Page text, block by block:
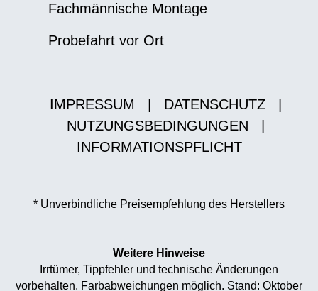
Fachmännische Montage
Probefahrt vor Ort
IMPRESSUM DATENSCHUTZ
NUTZUNGSBEDINGUNGEN
INFORMATIONSPFLICHT
* Unverbindliche Preisempfehlung des Herstellers
Weitere Hinweise
Irrtümer, Tippfehler und technische Änderungen
vorbehalten. Farbabweichungen möglich. Stand: Oktober